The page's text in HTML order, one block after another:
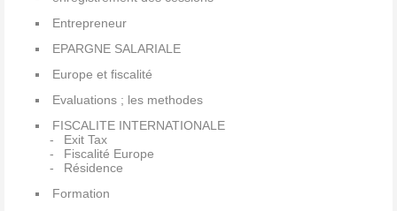
Entrepreneur
EPARGNE SALARIALE
Europe et fiscalité
Evaluations ; les methodes
FISCALITE INTERNATIONALE
Exit Tax
Fiscalité Europe
Résidence
Formation